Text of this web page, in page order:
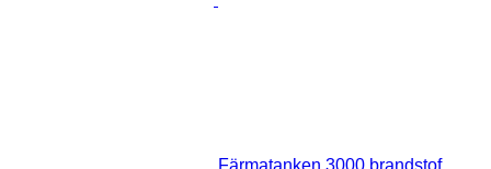
Färmatanken 3000 brandstof